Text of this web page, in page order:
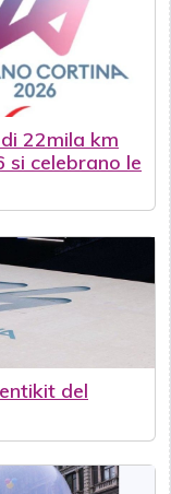
22mila km
celebrano le
del